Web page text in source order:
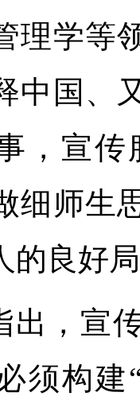
理学等
中国、
，宣
细师生
的良好
出，宣
须构建